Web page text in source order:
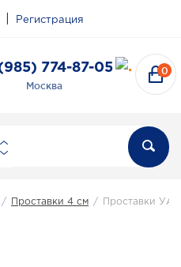
Регистрация
774-87-05
Москва
0
/ Проставки 4 см / Проставки УАЗ